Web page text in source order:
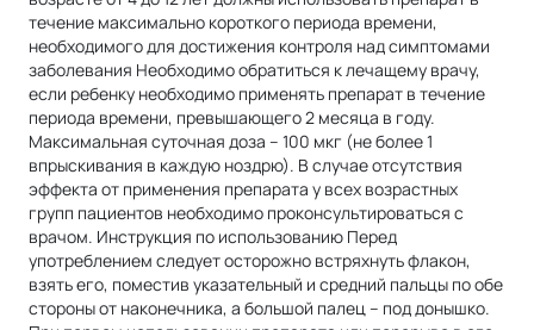
течение максимально короткого периода времени,
необходимого для достижения контроля над симптомами
заболевания Необходимо обратиться к лечащему врачу,
если ребенку необходимо применять препарат в течение
периода времени, превышающего 2 месяца в году.
Максимальная суточная доза – 100 мкг (не более 1
впрыскивания в каждую ноздрю). В случае отсутствия
эффекта от применения препарата у всех возрастных
групп пациентов необходимо проконсультироваться с
врачом. Инструкция по использованию Перед
употреблением следует осторожно встряхнуть флакон,
взять его, поместив указательный и средний пальцы по обе
стороны от наконечника, а большой палец – под донышко.